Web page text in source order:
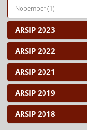
Nopember (1)
ARSIP 2023
ARSIP 2022
ARSIP 2021
ARSIP 2019
ARSIP 2018